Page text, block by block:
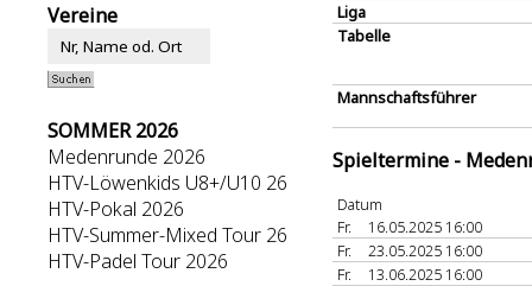
Vereine
SOMMER 2026
Medenrunde 2026
HTV-Löwenkids U8+/U10 26
HTV-Pokal 2026
HTV-Summer-Mixed Tour 26
HTV-Padel Tour 2026
Liga
Tabelle
Mannschaftsführer
Spieltermine -
Datum
Fr.
16.05.2025 16:00
Fr.
23.05.2025 16:00
Fr.
13.06.2025 16:00